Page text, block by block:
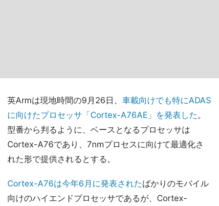
英Armは現地時間の9月26日、 車載向けでも特にADAS
に向けたプロセッサ「Cortex-A76AE」を発表した。
型番から判るように、ベースとなるプロセッサは
Cortex-A76であり、7nmプロセスに向けて最適化さ
れた形で提供されるとする。
Cortex-A76は今年6月に発表されたばかりのモバイル
向けのハイエンドプロセッサであるが、Cortex-